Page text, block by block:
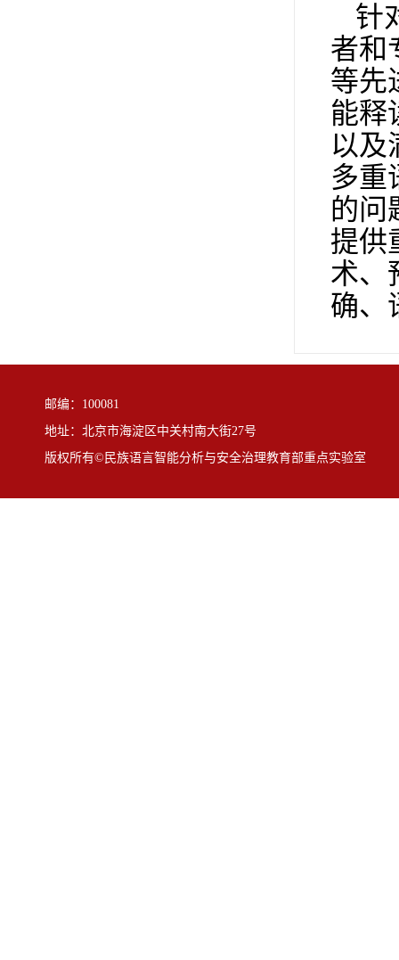
针
者和
等先
能释
以及
多重
的问
提供
术、
确、
邮编：100081
地址：北京市海淀区中关村南大街27号
版权所有©民族语言智能分析与安全治理教育部重点实验室